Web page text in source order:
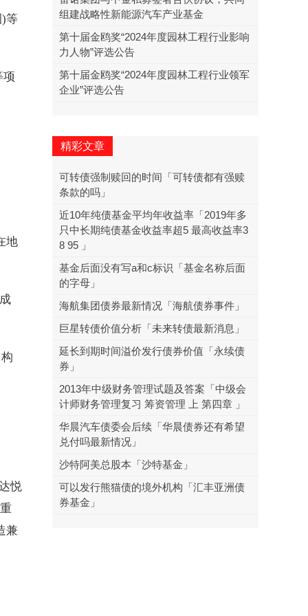
等
项
地
悦
兼
组建战略性新能源汽车产业基金
第十届金鸥奖“2024年度园林工程行业影响
力人物”评选公告
第十届金鸥奖“2024年度园林工程行业领军
企业”评选公告
精彩文章
可转债强制赎回的时间「可转债都有强赎
条款的吗」
近10年纯债基金平均年收益率「2019年多
只中长期纯债基金收益率超5 最高收益率3
8 95 」
基金后面没有写a和c标识「基金名称后面
的字母」
海航集团债券最新情况「海航债券事件」
巨星转债价值分析「未来转债最新消息」
延长到期时间溢价发行债券价值「永续债
券」
2013年中级财务管理试题及答案「中级会
计师财务管理复习 筹资管理 上 第四章 」
华晨汽车债委会后续「华晨债券还有希望
兑付吗最新情况」
沙特阿美总股本「沙特基金」
可以发行熊猫债的境外机构「汇丰亚洲债
券基金」